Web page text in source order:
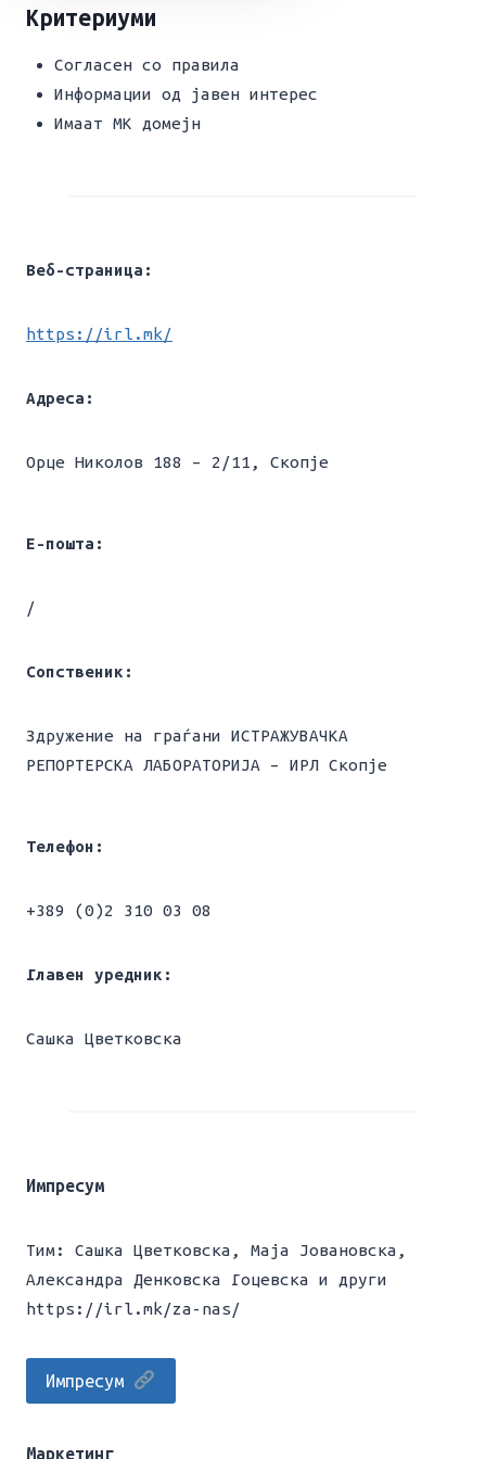
Критериуми
Согласен со правила
Информации од јавен интерес
Имаат МК домејн
Веб-страница:
https://irl.mk/
Адреса:
Орце Николов 188 – 2/11, Скопје
Е-пошта:
/
Сопственик:
Здружение на граѓани ИСТРАЖУВАЧКА
РЕПОРТЕРСКА ЛАБОРАТОРИЈА – ИРЛ Скопје
Телефон:
+389 (0)2 310 03 08
Главен уредник:
Сашка Цветковска
Импресум
Тим: Сашка Цветковска, Mаја Јовановска,
Александра Денковска Гоцевска и други
https://irl.mk/za-nas/
Импресум
Маркетинг